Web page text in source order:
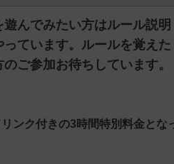
んでみたい方はルール説明
ています。ルールを覚えた
ご参加お待ちしています。
ンク付きの3時間特別料金とな